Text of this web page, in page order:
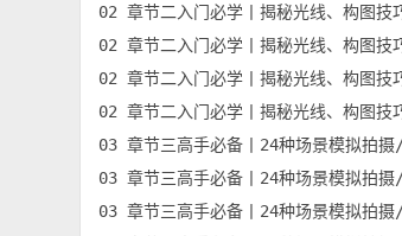
02 章节二入门必学丨揭秘光线、构图
02 章节二入门必学丨揭秘光线、构图
02 章节二入门必学丨揭秘光线、构图
02 章节二入门必学丨揭秘光线、构图
03 章节三高手必备丨24种场景模拟拍
03 章节三高手必备丨24种场景模拟拍
03 章节三高手必备丨24种场景模拟拍